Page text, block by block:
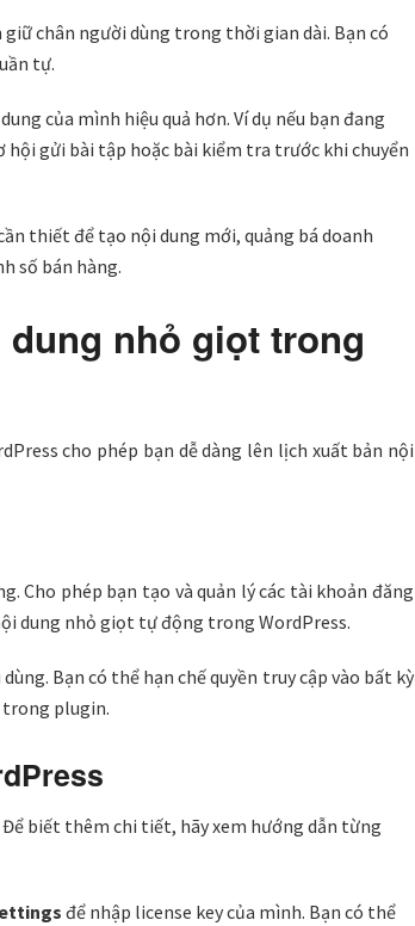
chân người dùng trong thời gian dài. Bạn có
tự.
của mình hiệu quả hơn. Ví dụ nếu bạn đang
gửi bài tập hoặc bài kiểm tra trước khi chuyển
thiết để tạo nội dung mới, quảng bá doanh
số bán hàng.
nhỏ giọt trong
cho phép bạn dễ dàng lên lịch xuất bản nội
phép bạn tạo và quản lý các tài khoản đăng
dung nhỏ giọt tự động trong WordPress.
Bạn có thể hạn chế quyền truy cập vào bất kỳ
trong plugin.
biết thêm chi tiết, hãy xem hướng dẫn từng
để nhập license key của mình. Bạn có thể